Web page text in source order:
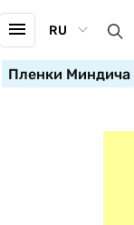
RU
Пленки Миндича